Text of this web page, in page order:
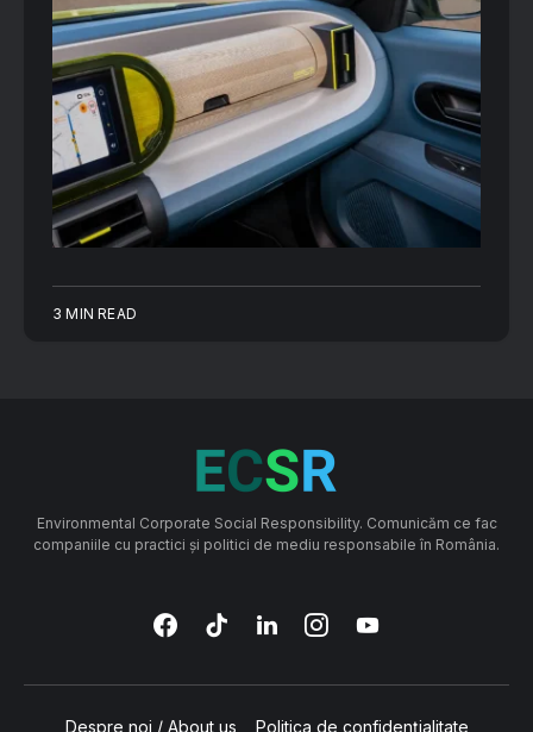
3 MIN READ
Environmental Corporate Social Responsibility. Comunicăm ce fac
companiile cu practici și politici de mediu responsabile în România.
Despre noi / About us Politica de confidențialitate